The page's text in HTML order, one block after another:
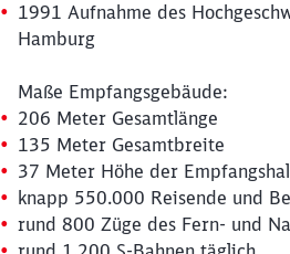
1991 Aufnahme des
Hamburg
Maße Empfangsgebäude:
206 Meter Gesamtlänge
135 Meter Gesamtbreite
37 Meter Höhe der
knapp 550.000 Reisende und
rund 800 Züge des Fern- und